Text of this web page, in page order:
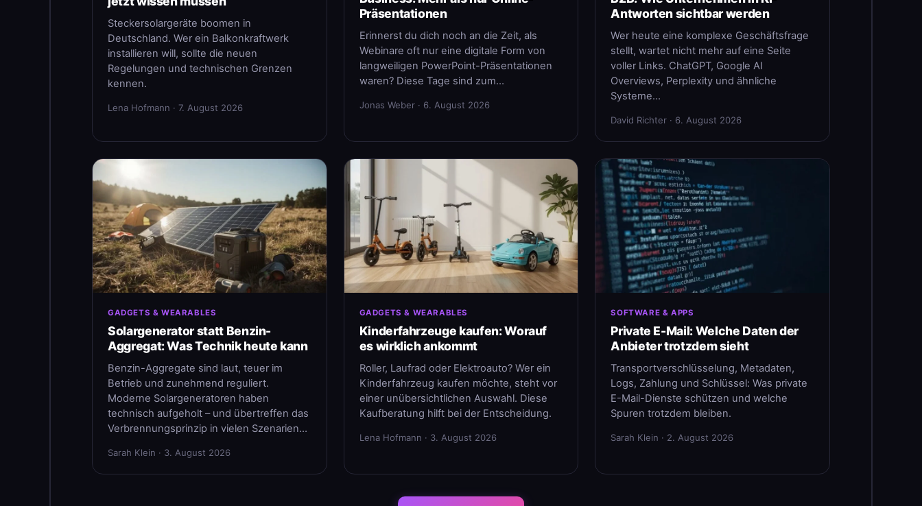
Steckersolargeräte boomen in
Deutschland. Wer ein Balkonkraftwerk
installieren will, sollte die neuen
Regelungen und technischen Grenzen
kennen.
Lena Hofmann · 7. August 2026
Präsentationen
Erinnerst du dich noch an die Zeit, als
Webinare oft nur eine digitale Form von
langweiligen PowerPoint-Präsentationen
waren? Diese Tage sind zum…
Jonas Weber · 6. August 2026
Antworten sichtbar werden
Wer heute eine komplexe Geschäftsfrage
stellt, wartet nicht mehr auf eine Seite
voller Links. ChatGPT, Google AI
Overviews, Perplexity und ähnliche
Systeme…
David Richter · 6. August 2026
GADGETS & WEARABLES
Solargenerator statt Benzin-
Aggregat: Was Technik heute kann
Benzin-Aggregate sind laut, teuer im
Betrieb und zunehmend reguliert.
Moderne Solargeneratoren haben
technisch aufgeholt – und übertreffen das
Verbrennungsprinzip in vielen Szenarien…
Sarah Klein · 3. August 2026
GADGETS & WEARABLES
Kinderfahrzeuge kaufen: Worauf
es wirklich ankommt
Roller, Laufrad oder Elektroauto? Wer ein
Kinderfahrzeug kaufen möchte, steht vor
einer unübersichtlichen Auswahl. Diese
Kaufberatung hilft bei der Entscheidung.
Lena Hofmann · 3. August 2026
SOFTWARE & APPS
Private E-Mail: Welche Daten der
Anbieter trotzdem sieht
Transportverschlüsselung, Metadaten,
Logs, Zahlung und Schlüssel: Was private
E-Mail-Dienste schützen und welche
Spuren trotzdem bleiben.
Sarah Klein · 2. August 2026